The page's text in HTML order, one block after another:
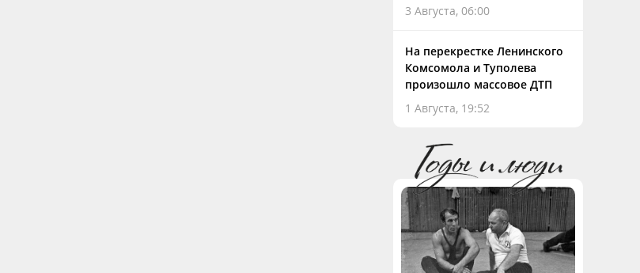
3 Августа, 06:00
На перекрестке Ленинского
Комсомола и Туполева
произошло массовое ДТП
1 Августа, 19:52